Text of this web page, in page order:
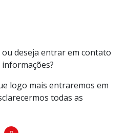
ou deseja entrar em contato
logo mais entraremos em
todas as